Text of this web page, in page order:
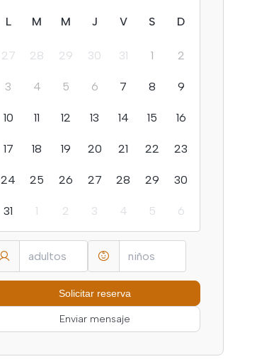
L M M J V S D
27 28 29 30 31 1 2
3 4 5 6 7 8 9
10 11 12 13 14 15 16
17 18 19 20 21 22 23
24 25 26 27 28 29 30
31 1 2 3 4 5 6
Enviar mensaje